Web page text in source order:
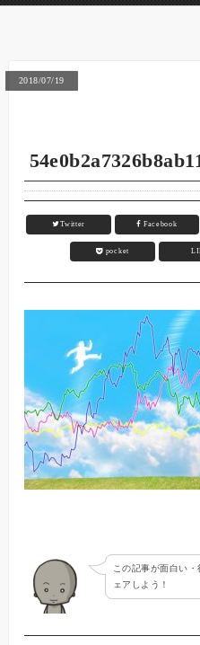
2018/07/19
Twitter Facebook
pocket
この記事が面白い
ェアしよう！